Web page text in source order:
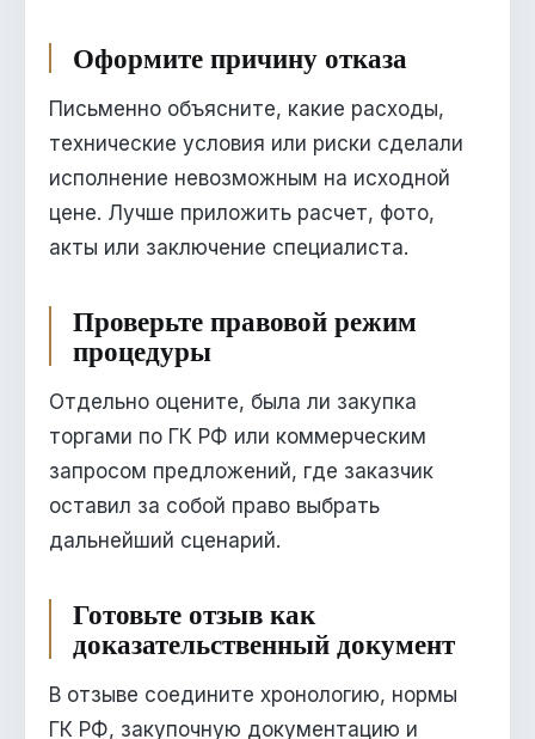
Оформите причину отказа
Письменно объясните, какие расходы,
технические условия или риски сделали
исполнение невозможным на исходной
цене. Лучше приложить расчет, фото,
акты или заключение специалиста.
Проверьте правовой режим
процедуры
Отдельно оцените, была ли закупка
торгами по ГК РФ или коммерческим
запросом предложений, где заказчик
оставил за собой право выбрать
дальнейший сценарий.
Готовьте отзыв как
доказательственный документ
В отзыве соедините хронологию, нормы
ГК РФ, закупочную документацию и